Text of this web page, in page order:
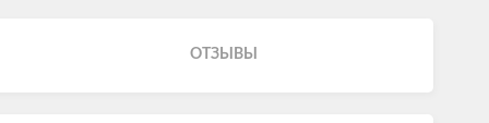
ОТЗЫВЫ